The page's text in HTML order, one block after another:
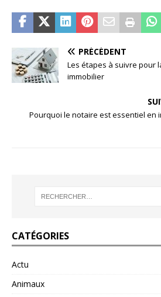
PRÉCÉDENT
Les étapes à suivre pour
immobilier
Pourquoi le notaire est essentiel en
CATÉGORIES
Actu
Animaux